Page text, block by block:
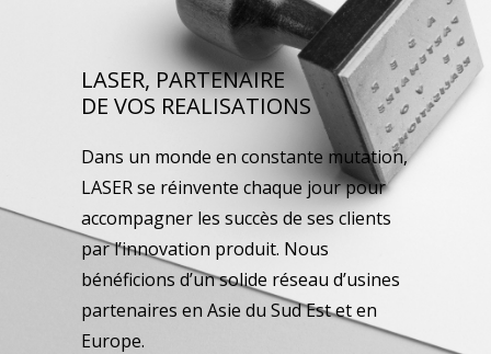
LASER, PARTENAIRE
DE VOS REALISATIONS
Dans un monde en constante mutation,
LASER se réinvente chaque jour pour
accompagner les succès de ses clients
par l’innovation produit. Nous
bénéficions d’un solide réseau d’usines
partenaires en Asie du Sud Est et en
Europe.